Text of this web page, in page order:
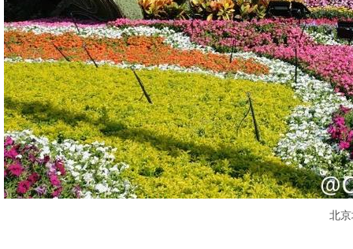
北京城